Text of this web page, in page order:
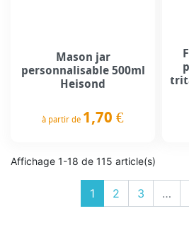
Mason jar
personnalisable 500ml
Heisond
à partir de 1,70 €
Affichage 1-18 de 115 article(s)
1 2 3 …